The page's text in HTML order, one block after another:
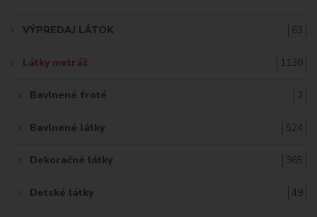
VÝPREDAJ LÁTOK 63
Látky metráž 1138
Bavlnené froté 2
Bavlnené látky 524
Dekoračné látky 365
Detské látky 49